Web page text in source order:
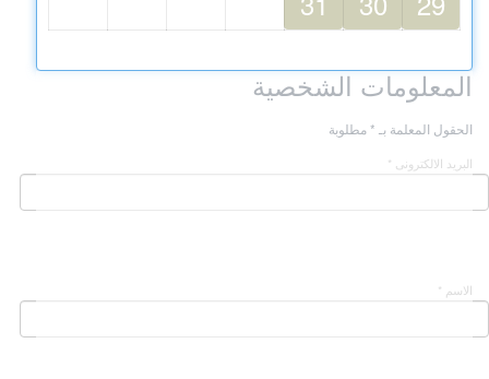
المعلومات الشخصية
الحقول المعلمة بـ * مطلوبة
البريد الالكترونى *
الاسم *